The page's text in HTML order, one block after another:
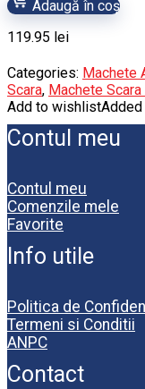
Adaugă în coș
119.95 lei
Categories: Machete
Scara, Machete Scara
Add to wishlist
Contul meu
Contul meu
Comenzile mele
Favorite
Info utile
Politica de
Termeni si Conditii
ANPC
Contact